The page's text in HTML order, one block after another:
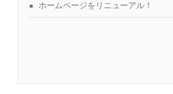
ホームページをリニューアル！